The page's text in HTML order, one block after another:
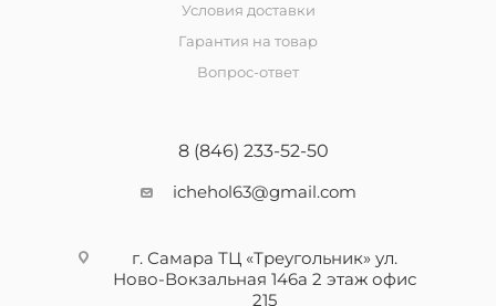
Условия доставки
Гарантия на товар
Вопрос-ответ
8 (846) 233-52-50
ichehol63@gmail.com
г. Самара ТЦ «Треугольник» ул.
Ново-Вокзальная 146а 2 этаж офис
215